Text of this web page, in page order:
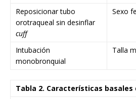
Reposicionar tubo
orotraqueal sin desinflar
cuff
Sexo
Intubación
monobronquial
Talla
Tabla 2. Características basales